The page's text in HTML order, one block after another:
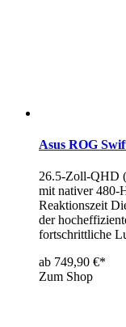
Asus ROG
26.5-Zoll-QHD
mit nativer 480-
Reaktionszeit
der
fortschrittliche
ab 749,90 €*
Zum Shop